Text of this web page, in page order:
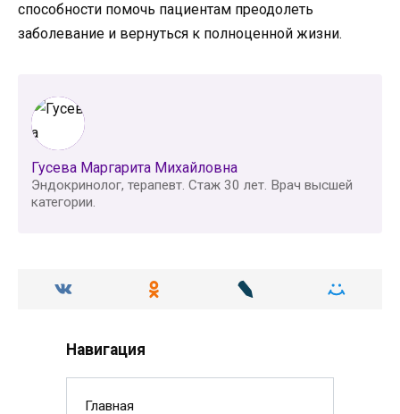
способности помочь пациентам преодолеть
заболевание и вернуться к полноценной жизни.
Гусева Маргарита Михайловна
Эндокринолог, терапевт. Стаж 30 лет. Врач высшей
категории.
Навигация
Главная